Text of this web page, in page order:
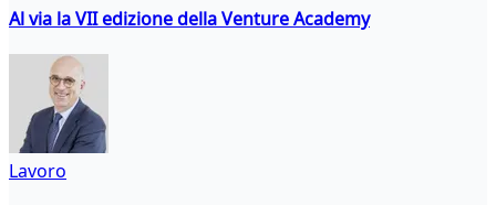
Al via la VII edizione della Venture Academy
Lavoro